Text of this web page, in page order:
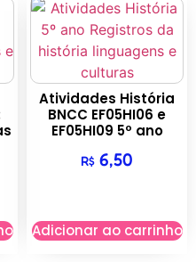
Atividades História
BNCC EF05HI06 e
EF05HI09 5º ano
R$ 6,50
Adicionar ao carrinho